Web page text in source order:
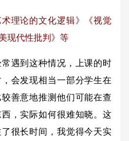
术理论的文化逻辑》《视觉
现代性批判》等
到这种情况，上课的时
会发现相当一部分学生在
善意地推测他们可能在查
，实际如何很难知晓。这
很长时间，我觉得今天实